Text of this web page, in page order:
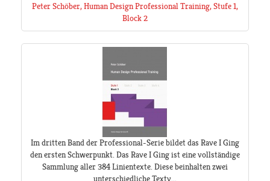
Peter Schöber, Human Design Professional Training, Stufe 1,
Block 2
Im dritten Band der Professional-Serie bildet das Rave I Ging
den ersten Schwerpunkt. Das Rave I Ging ist eine vollständige
Sammlung aller 384 Linientexte. Diese beinhalten zwei
unterschiedliche Textv...